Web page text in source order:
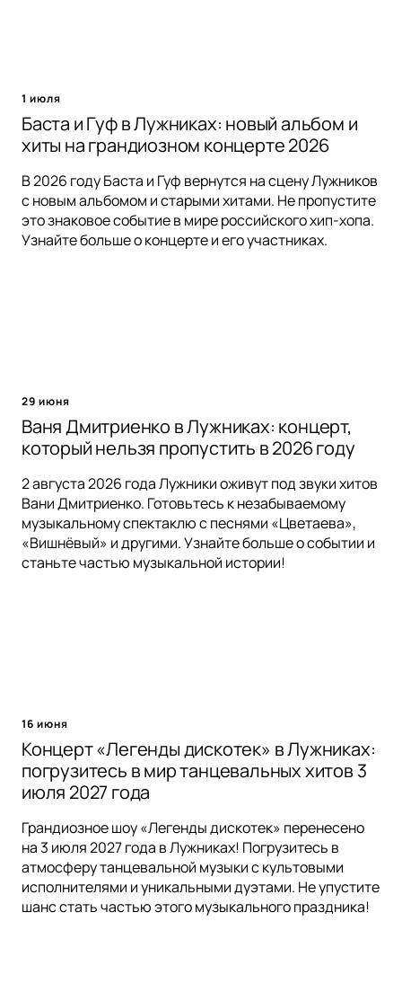
1 июля
Баста и Гуф в Лужниках: новый альбом и
хиты на грандиозном концерте 2026
В 2026 году Баста и Гуф вернутся на сцену Лужников
с новым альбомом и старыми хитами. Не пропустите
это знаковое событие в мире российского хип-хопа.
Узнайте больше о концерте и его участниках.
29 июня
Ваня Дмитриенко в Лужниках: концерт,
который нельзя пропустить в 2026 году
2 августа 2026 года Лужники оживут под звуки хитов
Вани Дмитриенко. Готовьтесь к незабываемому
музыкальному спектаклю с песнями «Цветаева»,
«Вишнёвый» и другими. Узнайте больше о событии и
станьте частью музыкальной истории!
16 июня
Концерт «Легенды дискотек» в Лужниках:
погрузитесь в мир танцевальных хитов 3
июля 2027 года
Грандиозное шоу «Легенды дискотек» перенесено
на 3 июля 2027 года в Лужниках! Погрузитесь в
атмосферу танцевальной музыки с культовыми
исполнителями и уникальными дуэтами. Не упустите
шанс стать частью этого музыкального праздника!